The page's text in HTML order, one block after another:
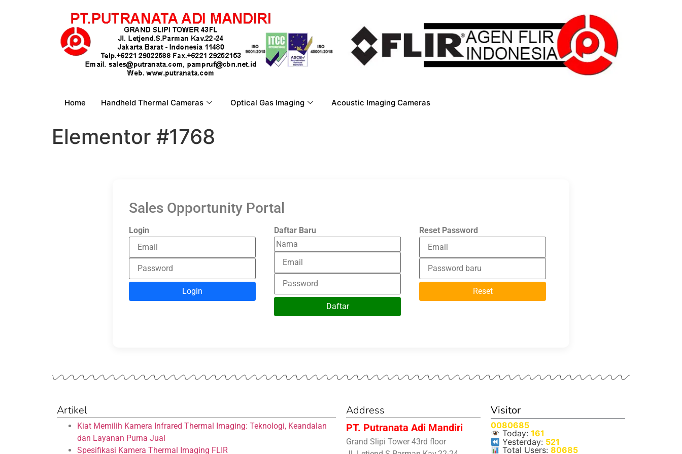
Home Handheld Thermal Cameras Optical Gas Imaging Acoustic Imaging Cameras
Elementor #1768
Sales Opportunity Portal
Login
Login
Daftar Baru
Daftar
Reset Password
Reset
Artikel
Kiat Memilih Kamera Infrared Thermal Imaging: Teknologi, Keandalan
dan Layanan Purna Jual
Spesifikasi Kamera Thermal Imaging FLIR
Address
PT. Putranata Adi Mandiri
Grand Slipi Tower 43rd floor
Visitor
0080685
Today:161
Yesterday: 521
Total Users:80685